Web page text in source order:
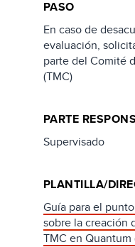
PASO
En caso de
evaluación,
parte del Comité
(TMC)
PARTE
Supervisado
PLANTILLA/
Guía para el
sobre la creación
TMC en Quantum